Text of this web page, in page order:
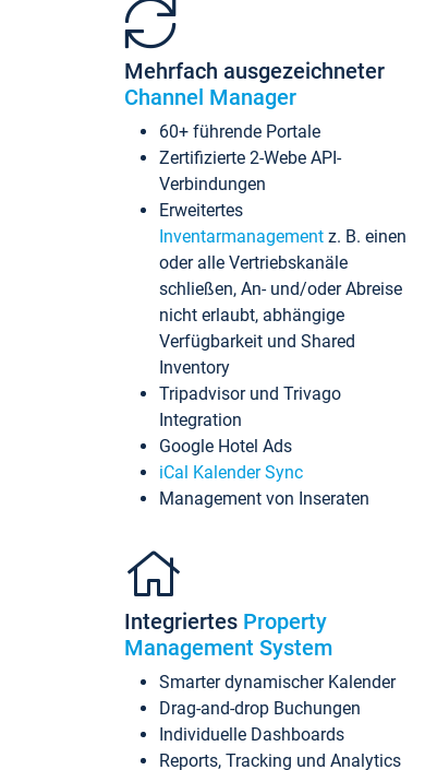
Mehrfach ausgezeichneter
Channel Manager
60+ führende Portale
Zertifizierte 2-Webe API-
Verbindungen
Erweitertes
Inventarmanagement z. B. einen
oder alle Vertriebskanäle
schließen, An- und/oder Abreise
nicht erlaubt, abhängige
Verfügbarkeit und Shared
Inventory
Tripadvisor und Trivago
Integration
Google Hotel Ads
iCal Kalender Sync
Management von Inseraten
Integriertes Property
Management System
Smarter dynamischer Kalender
Drag-and-drop Buchungen
Individuelle Dashboards
Reports, Tracking und Analytics